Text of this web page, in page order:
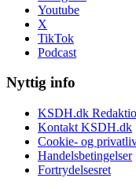
Youtube
X
TikTok
Podcast
Nyttig info
KSDH.dk
Kontakt KSDH.dk
Cookie- og
Handelsbetingelser
Fortrydelsesret